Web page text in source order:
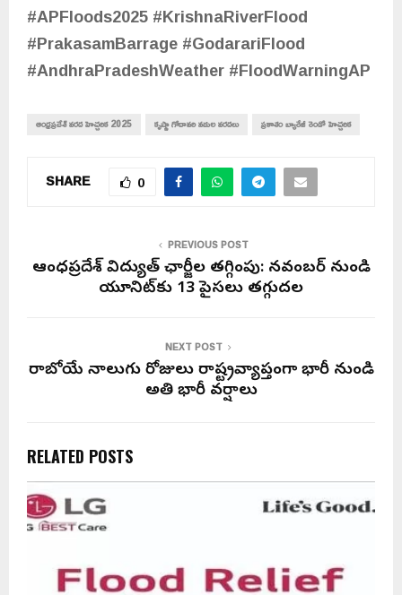
#APFloods2025 #KrishnaRiverFlood
#PrakasamBarrage #GodarariFlood
#AndhraPradeshWeather #FloodWarningAP
ఆంధ్రప్రదేశ్ వరద హెచ్చరిక 2025 కృష్ణా గోదావరి నదుల వరదలు ప్రకాశం బ్యారేజీ రెండో హెచ్చరిక
SHARE 0
PREVIOUS POST
ఆంధ్రప్రదేశ్ విద్యుత్ ఛార్జీల తగ్గింపు: నవంబర్ నుండి
యూనిట్‌కు 13 పైసలు తగ్గుదల
NEXT POST
రాబోయే నాలుగు రోజులు రాష్ట్రవ్యాప్తంగా భారీ నుండి
అతి భారీ వర్షాలు
RELATED POSTS